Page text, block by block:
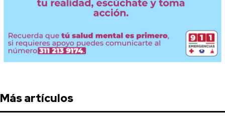
Más artículos